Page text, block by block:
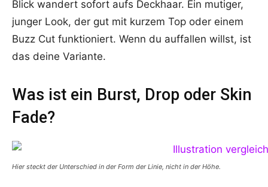
Blick wandert sofort aufs Deckhaar. Ein mutiger,
junger Look, der gut mit kurzem Top oder einem
Buzz Cut funktioniert. Wenn du auffallen willst, ist
das deine Variante.
Was ist ein Burst, Drop oder Skin
Fade?
Hier steckt der Unterschied in der Form der Linie, nicht in der Höhe.